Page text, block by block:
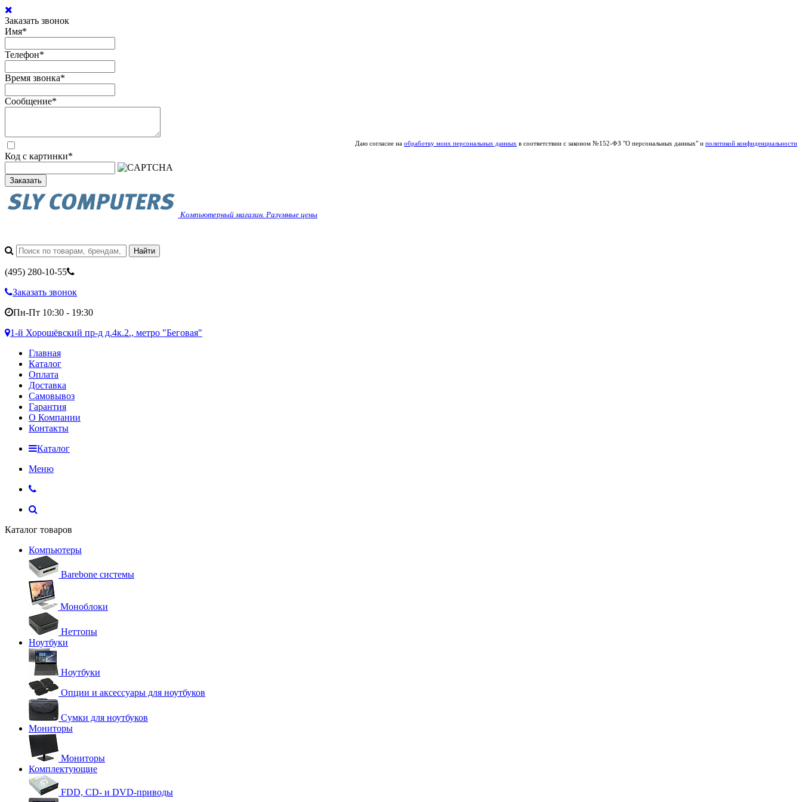
Заказать звонок
Имя*
Телефон*
Время звонка*
Сообщение*
Даю согласие на обработку моих персональных данных в соответствии с законом №152-ФЗ "О персональных данных" и политикой конфиденциальности
Код с картинки*
Заказать
Компьютерный магазин. Разумные цены
(495) 280-10-55
Заказать звонок
Пн-Пт 10:30 - 19:30
1-й Хорошёвский пр-д д.4к.2., метро "Беговая"
Главная
Каталог
Оплата
Доставка
Самовывоз
Гарантия
О Компании
Контакты
Каталог
Меню
Каталог товаров
Компьютеры
Barebone системы
Моноблоки
Неттопы
Ноутбуки
Ноутбуки
Опции и аксессуары для ноутбуков
Сумки для ноутбуков
Мониторы
Мониторы
Комплектующие
FDD, CD- и DVD-приводы